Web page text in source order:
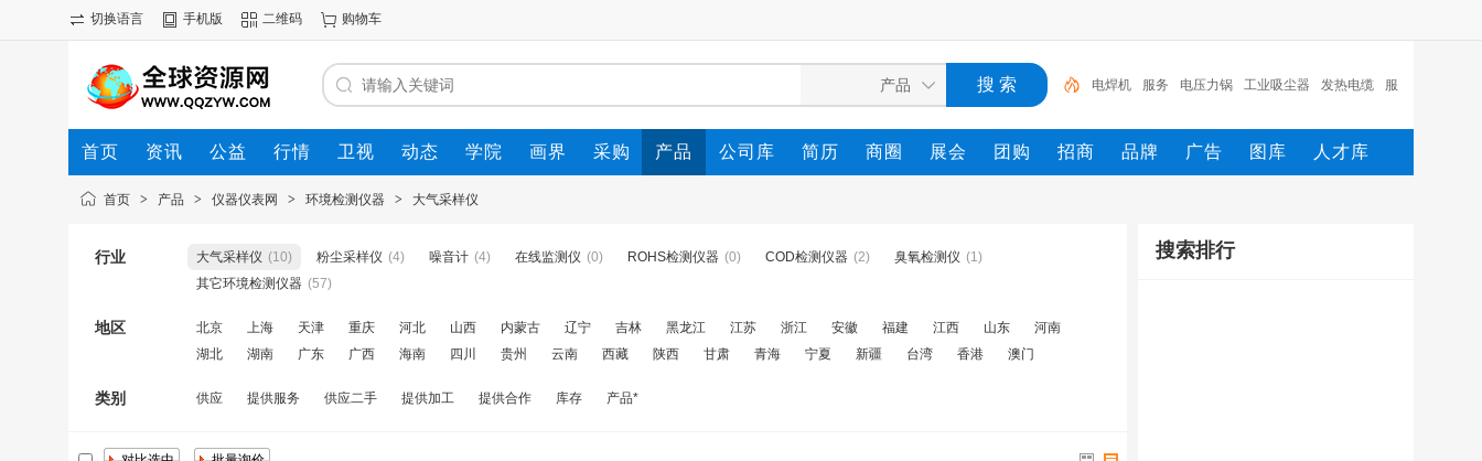
切换语言 手机版 二维码 购物车
电焊机 服务 电压力锅 工业吸尘器 发热电缆 服
装 服装打包机 服务/ 工具 家用电器
首页 资讯 公益 行情 卫视 动态 学院 画界 采购 产品 公司库 简历 商圈 展会 团购 招商 品牌 广告 图库 人才库
首页 > 产品 > 仪器仪表网 > 环境检测仪器 > 大气采样仪
行业 大气采样仪 (10) 粉尘采样仪 (4) 噪音计 (4) 在线监测仪 (0) ROHS检测仪器 (0) COD检测仪器 (2) 臭氧检测仪 (1)
其它环境检测仪器 (57)
地区 北京 上海 天津 重庆 河北 山西 内蒙古 辽宁 吉林 黑龙江 江苏 浙江 安徽 福建 江西 山东
河南
湖北
湖南 广东 广西 海南 四川 贵州 云南 西藏 陕西 甘肃 青海 宁夏 新疆 台湾 香港 澳门
类别 供应 提供服务 供应二手 提供加工 提供合作 库存 产品*
搜索排行